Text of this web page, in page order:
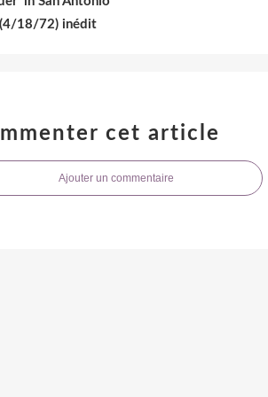
(4/18/72) inédit
cet article
Ajouter un commentaire